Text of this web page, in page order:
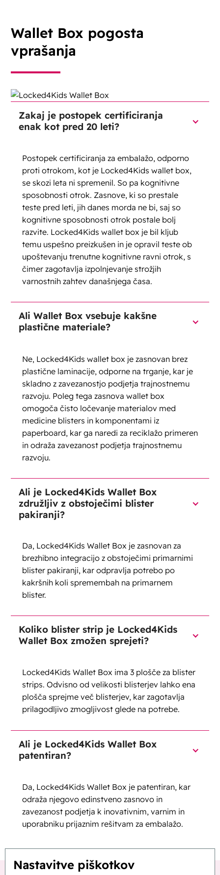
Nastavitve piškotkov
Wallet Box pogosta
vprašanja
Zakaj je postopek certificiranja
enak kot pred 20 leti?
Postopek certificiranja za embalažo, odporno
proti otrokom, kot je Locked4Kids wallet box,
se skozi leta ni spremenil. So pa kognitivne
sposobnosti otrok. Zasnove, ki so prestale
teste pred leti, jih danes morda ne bi, saj so
kognitivne sposobnosti otrok postale bolj
razvite. Locked4Kids wallet box je bil kljub
temu uspešno preizkušen in je opravil teste ob
upoštevanju trenutne kognitivne ravni otrok, s
čimer zagotavlja izpolnjevanje strožjih
varnostnih zahtev današnjega časa.
Ali Wallet Box vsebuje kakšne
plastične materiale?
Ne, Locked4Kids wallet box je zasnovan brez
plastične laminacije, odporne na trganje, kar je
skladno z zavezanostjo podjetja trajnostnemu
razvoju. Poleg tega zasnova wallet box
omogoča čisto ločevanje materialov med
medicine blisters in komponentami iz
paperboard, kar ga naredi za reciklažo primeren
in odraža zavezanost podjetja trajnostnemu
razvoju.
Ali je Locked4Kids Wallet Box
združljiv z obstoječimi blister
pakiranji?
Da, Locked4Kids Wallet Box je zasnovan za
brezhibno integracijo z obstoječimi primarnimi
blister pakiranji, kar odpravlja potrebo po
kakršnih koli spremembah na primarnem
blister.
Koliko blister strip je Locked4Kids
Wallet Box zmožen sprejeti?
Locked4Kids Wallet Box ima 3 plošče za blister
strips. Odvisno od velikosti blisterjev lahko ena
plošča sprejme več blisterjev, kar zagotavlja
prilagodljivo zmogljivost glede na potrebe.
Ali je Locked4Kids Wallet Box
patentiran?
Da, Locked4Kids Wallet Box je patentiran, kar
odraža njegovo edinstveno zasnovo in
zavezanost podjetja k inovativnim, varnim in
uporabniku prijaznim rešitvam za embalažo.